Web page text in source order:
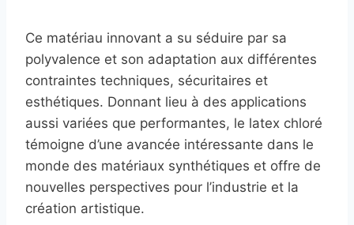
Ce matériau innovant a su séduire par sa
polyvalence et son adaptation aux différentes
contraintes techniques, sécuritaires et
esthétiques. Donnant lieu à des applications
aussi variées que performantes, le latex chloré
témoigne d’une avancée intéressante dans le
monde des matériaux synthétiques et offre de
nouvelles perspectives pour l’industrie et la
création artistique.